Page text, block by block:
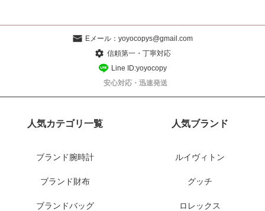
Eメール： yoyocopys@gmail.com
信頼第一・丁寧対応
Line ID:yoyocopy
安心対応・迅速発送
人気カテゴリ一覧
ブランド腕時計
ブランド財布
ブランドバッグ
人気ブランド
ルイヴィトン
グッチ
ロレックス